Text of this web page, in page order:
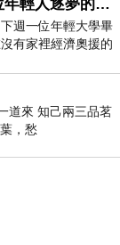
小朱週記 20260808_一位年輕人逐夢的真實故事
週一位年輕大學畢
有家裡經濟奧援的
出國基
道來 知己兩三品茗
，愁